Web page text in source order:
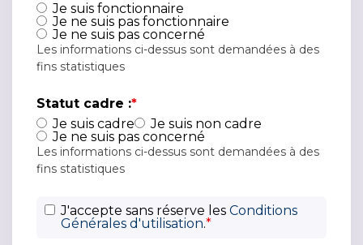
Je suis fonctionnaire
Je ne suis pas fonctionnaire
Je ne suis pas concerné
Les informations ci-dessus sont demandées à des
fins statistiques
Statut cadre :*
Je suis cadre
Je suis non cadre
Je ne suis pas concerné
Les informations ci-dessus sont demandées à des
fins statistiques
C
J'accepte sans réserve les Conditions
Générales d'utilisation.*